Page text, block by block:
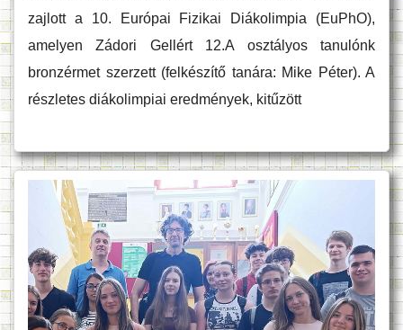
zajlott a 10. Európai Fizikai Diákolimpia (EuPhO),
amelyen Zádori Gellért 12.A osztályos tanulónk
bronzérmet szerzett (felkészítő tanára: Mike Péter). A
részletes diákolimpiai eredmények, kitűzött